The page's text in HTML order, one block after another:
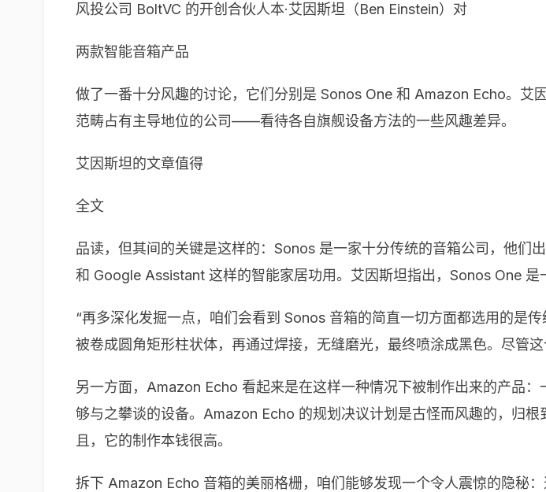
风投公司 BoltVC 的开创合伙人本·艾因斯坦（Ben Einstein）对
两款智能音箱产品
做了一番十分风趣的讨论，它们分别是 Sonos One 和 Amazon Echo。
范畴占有主导地位的公司——看待各自旗舰设备方法的一些风趣差异。
艾因斯坦的文章值得
全文
品读，但其间的关键是这样的：Sonos 是一家十分传统的音箱公司，他们
和 Google Assistant 这样的智能家居功用。艾因斯坦指出，Sonos One 是
“再多深化发掘一点，咱们会看到 Sonos 音箱的简直一切方面都选用的是
被卷成圆角矩形柱状体，再通过焊接，无缝磨光，最终喷涂成黑色。尽管
另一方面，Amazon Echo 看起来是在这样一种情况下被制作出来的产品
够与之攀谈的设备。Amazon Echo 的规划决议计划是古怪而风趣的，归
且，它的制作本钱很高。
拆下 Amazon Echo 音箱的美丽格栅，咱们能够发现一个令人震惊的隐秘